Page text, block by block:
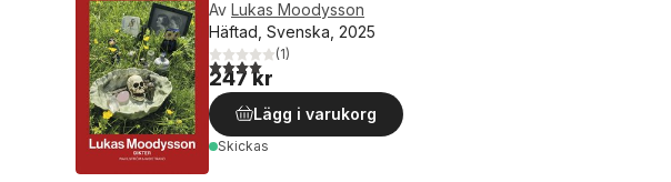
Av Lukas Moodysson
Häftad, Svenska, 2025
4,0utav 5 stjärnor. Totalt antal röster:
(1)
247 kr
Lägg i varukorg
Skickas